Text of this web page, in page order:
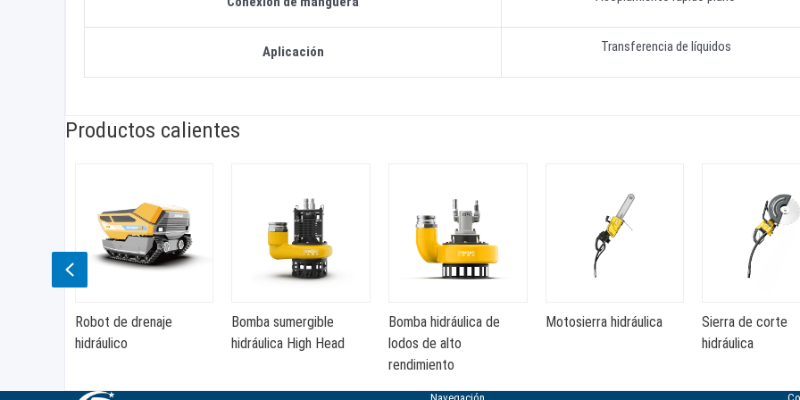
Aplicación Transferencia de líquidos
Productos calientes
Robot de drenaje
hidráulico
Bomba sumergible
hidráulica High Head
Bomba hidráulica de
lodos de alto
rendimiento
Motosierra hidráulica
Sierra de corte
hidráulica
Previous